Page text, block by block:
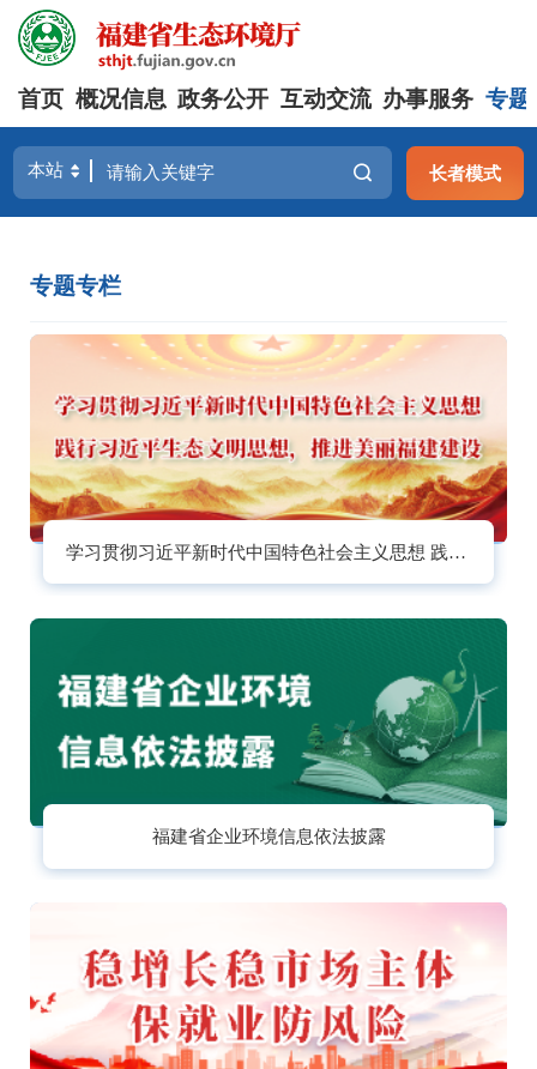
首页 概况信息 政务公开 互动交流 办事服务 专题
长者模式
专题专栏
学习贯彻习近平新时代中国特色社会主义思想 践行习近平生态文明思想，推进美丽福建建设
福建省企业环境信息依法披露